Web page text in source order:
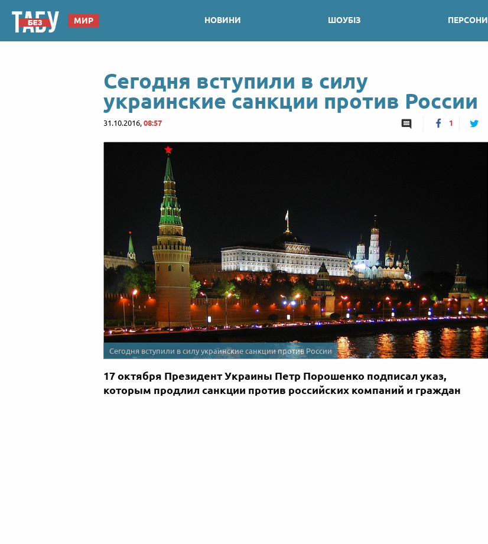
МИР НОВИНИ ШОУБІЗ ПЕРСОНИ
Сегодня вступили в силу
украинские санкции против России
31.10.2016, 08:57 1
Сегодня вступили в силу украинские санкции против России
17 октября Президент Украины Петр Порошенко подписал указ,
которым продлил санкции против российских компаний и граждан